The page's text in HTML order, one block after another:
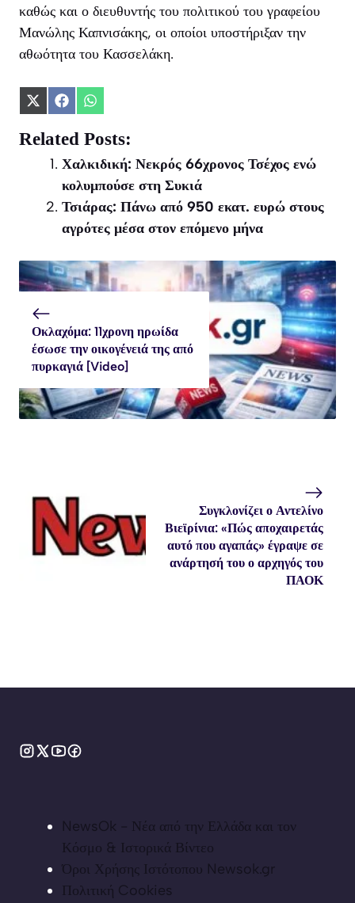
καθώς και ο διευθυντής του πολιτικού του γραφείου
Μανώλης Καπνισάκης, οι οποίοι υποστήριξαν την
αθωότητα του Κασσελάκη.
Share
X
(Twitter)
Share
Facebook
Share
WhatsApp
Related Posts:
Χαλκιδική: Νεκρός 66χρονος Τσέχος ενώ
κολυμπούσε στη Συκιά
Τσιάρας: Πάνω από 950 εκατ. ευρώ στους
αγρότες μέσα στον επόμενο μήνα
Οκλαχόμα: 11χρονη ηρωίδα
έσωσε την οικογένειά της από
πυρκαγιά [Video]
Συγκλονίζει ο Αντελίνο
Βιεϊρίνια: «Πώς αποχαιρετάς
αυτό που αγαπάς» έγραψε σε
ανάρτησή του ο αρχηγός του
ΠΑΟΚ
NewsOk - Νέα από την Ελλάδα και τον
Κόσμο & Ιστορικά Βίντεο
Όροι Χρήσης Ιστότοπου Newsok.gr
Πολιτική Cookies